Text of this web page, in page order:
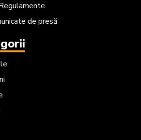
de presă